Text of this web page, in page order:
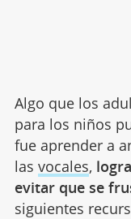
Algo que los
para los niños
fue aprender a
las vocales,
evitar que se
siguientes